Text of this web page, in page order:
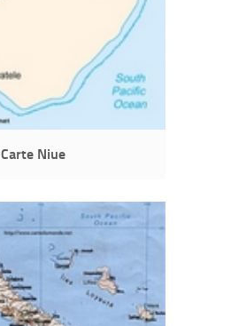
Carte Niue